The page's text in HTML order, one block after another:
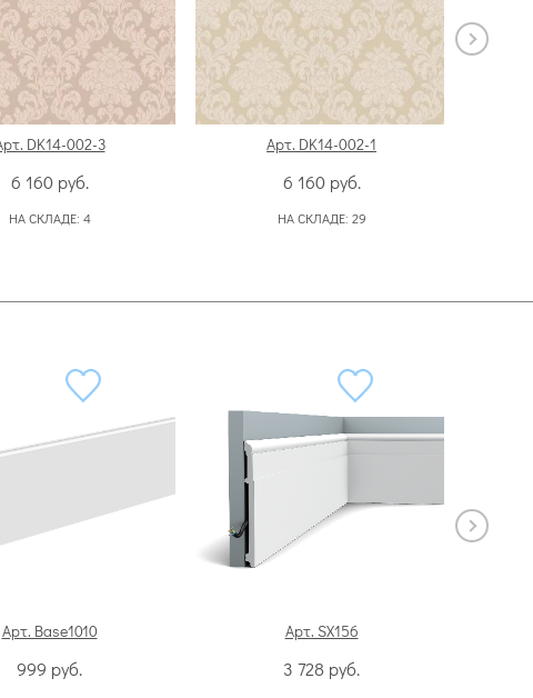
DK14-002-3
6 160 руб.
НА СКЛАДЕ: 4
Арт. DK14-002-1
6 160 руб.
НА СКЛАДЕ: 29
Арт. Base1010
999 руб.
Арт. SX156
3 728 руб.